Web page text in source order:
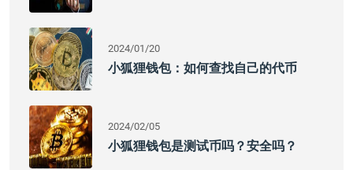
2024/01/20
小狐狸钱包：如何查找自己的代币
2024/02/05
小狐狸钱包是测试币吗？安全吗？